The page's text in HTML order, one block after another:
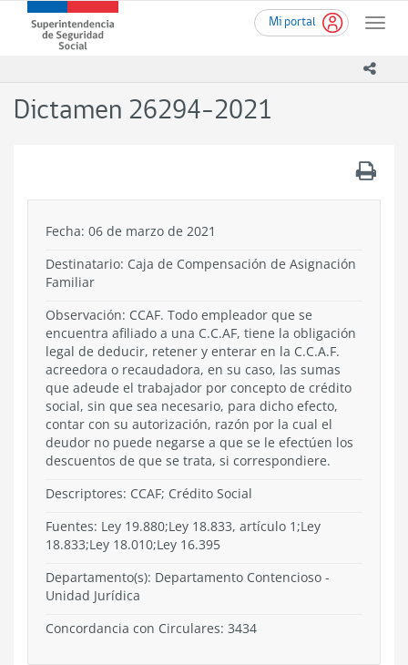
contenido
Mi portal
Toggle
Superintendencia
de
-
Dictamen 26294-2021
Fecha: 06 de marzo de 2021
Destinatario: Caja de Compensación de Asignación
Familiar
Observación: CCAF. Todo empleador que se
encuentra afiliado a una C.C.AF, tiene la obligación
legal de deducir, retener y enterar en la C.C.A.F.
acreedora o recaudadora, en su caso, las sumas
que adeude el trabajador por concepto de crédito
social, sin que sea necesario, para dicho efecto,
contar con su autorización, razón por la cual el
deudor no puede negarse a que se le efectúen los
descuentos de que se trata, si correspondiere.
Descriptores: CCAF; Crédito Social
Fuentes: Ley 19.880;Ley 18.833, artículo 1;Ley
18.833;Ley 18.010;Ley 16.395
Departamento(s): Departamento Contencioso -
Unidad Jurídica
Concordancia con Circulares: 3434